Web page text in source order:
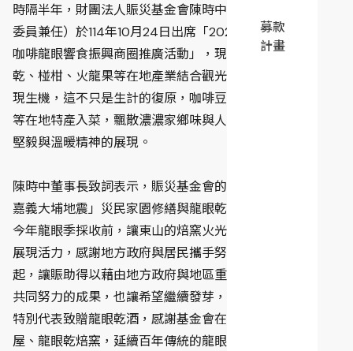
募款
計畫
時隔半年，財團法人賑災基金會陳時中董事長（行政院政務
委員兼任）於114年10月24日出席「2025東山商圈輕旅行～
咖啡龍眼響食振興商圈推廣活動」，現場結合咖啡、龍眼
乾、椪柑、火龍果等在地產業結合觀光與商圈行銷，再度展
現生機，這不只是生計的復原，咖啡豆、龍眼乾、東山鴨頭
等在地特產入菜，飄散濃濃家鄉味與人情味，也是東山鄉親
堅毅與溫暖精神的展現。
陳時中董事長致詞表示，賑災基金會的賑助款，協助「0121
嘉義大埔地震」災民家園修繕與龍眼乾產業復原，幸運趕在
今年龍眼季採收前，讓東山的焙窯火光重燃，看到災區再次
展現活力，感謝地方政府與居民攜手努力，讓東山的景氣再
起，讓賑助得以藉由地方政府與地區重要振興組織和居民眾
共同努力的成果，也讓希望繼續發芽，臺南市長夫人劉育菁
特別代表致贈龍眼乾酒，感謝基金會在災後協助修復損壞房
屋、龍眼乾焙窯，延續百年傳統的龍眼乾文化。